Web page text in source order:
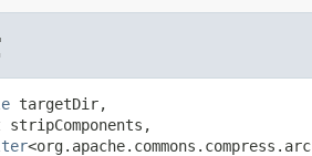
targetDir,
stripComponents,